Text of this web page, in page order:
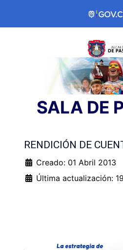
SALA DE
RENDICIÓN DE
Creado: 01 Abril 2013
Última actualización: